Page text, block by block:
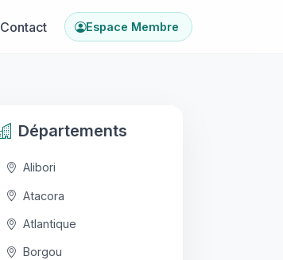
Contact Espace Membre
Départements
Alibori
Atacora
Atlantique
Borgou